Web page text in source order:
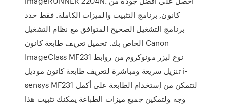
كانون, برنامج التثبيت والميزات الكاملة. فقط حدد
برنامج التشغيل الصحيح المتوافق مع نظام التشغيل
الخاص بك. تحميل تعريف طابعة كانون Canon
ImageClass MF231 نوع ليزر مونوكروم من روابط
تنزيل سريعة ومباشرة لتعريف طابعة كانون موديل i-
sensys MF231 لتتمكن من إستخدام الطابعة على أكمل
وجه ولتمكين جميع ميزات الطباعة يمكنك تثبيت هذا